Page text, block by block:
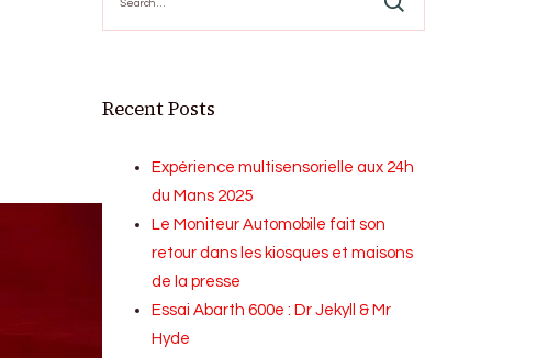
Recent Posts
Expérience multisensorielle aux 24h
du Mans 2025
Le Moniteur Automobile fait son
retour dans les kiosques et maisons
de la presse
Essai Abarth 600e : Dr Jekyll & Mr
Hyde